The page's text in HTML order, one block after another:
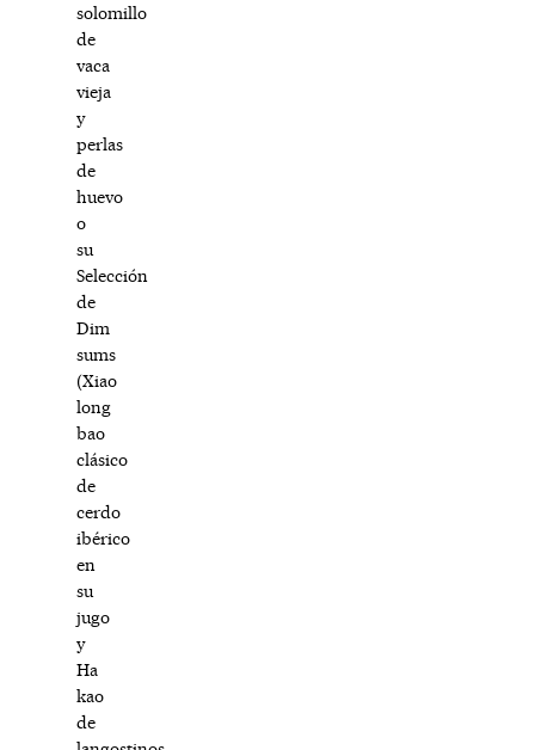
solomillo
de
vaca
vieja
y
perlas
de
huevo
o
su
Selección
de
Dim
sums
(Xiao
long
bao
clásico
de
cerdo
ibérico
en
su
jugo
y
Ha
kao
de